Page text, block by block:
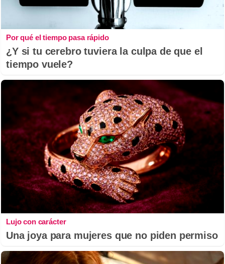
Por qué el tiempo pasa rápido
¿Y si tu cerebro tuviera la culpa de que el
tiempo vuele?
Lujo con carácter
Una joya para mujeres que no piden permiso